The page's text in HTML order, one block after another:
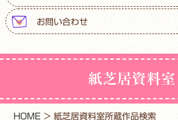
お問い合わせ
紙芝居資料室
HOME >紙芝居資料室所蔵作品検索